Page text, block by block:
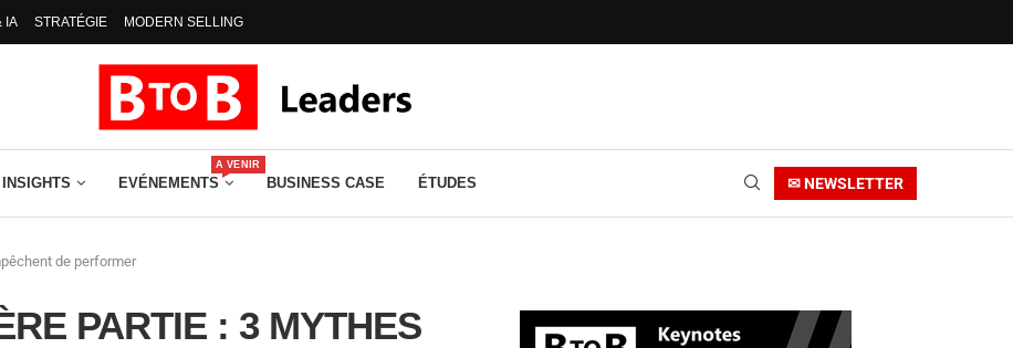
IA STRATÉGIE MODERN SELLING
INSIGHTS EVÉNEMENTS
A VENIR
BUSINESS CASE ÉTUDES ✉ NEWSLETTER
de performer
PARTIE : 3 MYTHES